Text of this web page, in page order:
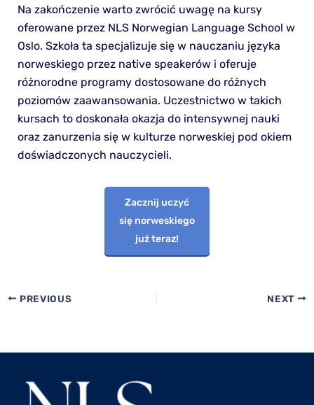
Na zakończenie warto zwrócić uwagę na kursy
oferowane przez NLS Norwegian Language School w
Oslo. Szkoła ta specjalizuje się w nauczaniu języka
norweskiego przez native speakerów i oferuje
różnorodne programy dostosowane do różnych
poziomów zaawansowania. Uczestnictwo w takich
kursach to doskonała okazja do intensywnej nauki
oraz zanurzenia się w kulturze norweskiej pod okiem
doświadczonych nauczycieli.
Zacznij uczyć
się norweskiego
już teraz!
PREVIOUS NEXT